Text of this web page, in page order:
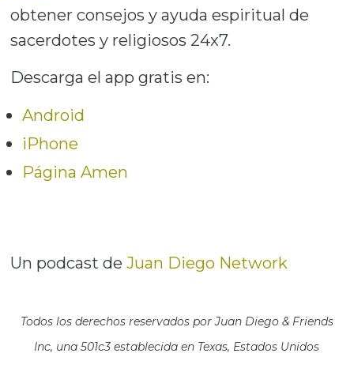
obtener consejos y ayuda espiritual de
sacerdotes y religiosos 24x7.
Descarga el app gratis en:
Android
iPhone
Página Amen
Un podcast deJuan Diego Network
Todos los derechos reservados por Juan Diego & Friends
Inc, una 501c3 establecida en Texas, Estados Unidos